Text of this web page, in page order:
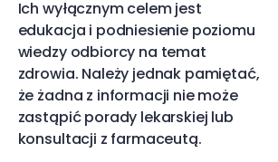
Ich wyłącznym celem jest
edukacja i podniesienie poziomu
wiedzy odbiorcy na temat
zdrowia. Należy jednak pamiętać,
że żadna z informacji nie może
zastąpić porady lekarskiej lub
konsultacji z farmaceutą.